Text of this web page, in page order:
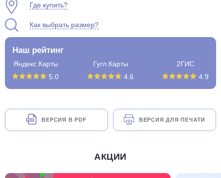
Где купить?
Как выбрать размер?
Наш рейтинг
Яндекс.Карты
5.0
Гугл.Карты
4.6
2ГИС
4.9
ВЕРСИЯ В PDF ВЕРСИЯ ДЛЯ ПЕЧАТИ
АКЦИИ